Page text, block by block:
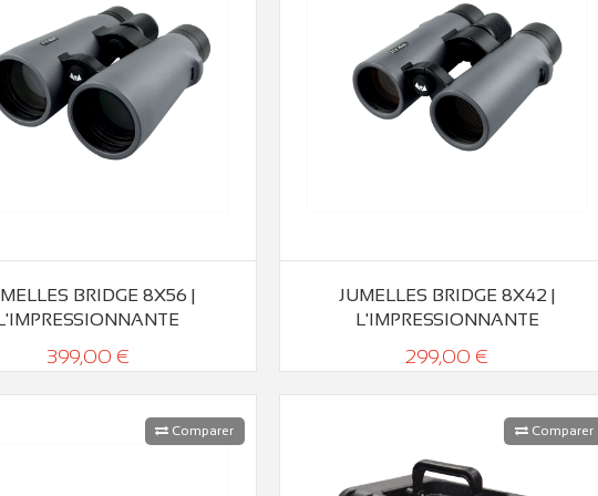
BRIDGE 8X56 |
399,00 €
JUMELLES BRIDGE 8X42 |
L'IMPRESSIONNANTE
299,00 €
Comparer Comparer